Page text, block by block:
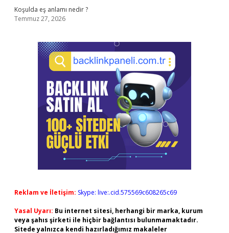
Koşulda eş anlamı nedir ?
Temmuz 27, 2026
Reklam ve İletişim: Skype: live:.cid.575569c608265c69
Yasal Uyarı: Bu internet sitesi, herhangi bir marka, kurum
veya şahıs şirketi ile hiçbir bağlantısı bulunmamaktadır.
Sitede yalnızca kendi hazırladığımız makaleler